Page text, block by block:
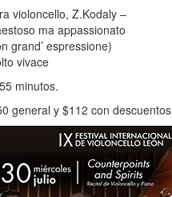
violoncello, Z.Kodaly –
ma appassionato
grand’ espressione)
vivace
minutos.
general y $112 con descuentos